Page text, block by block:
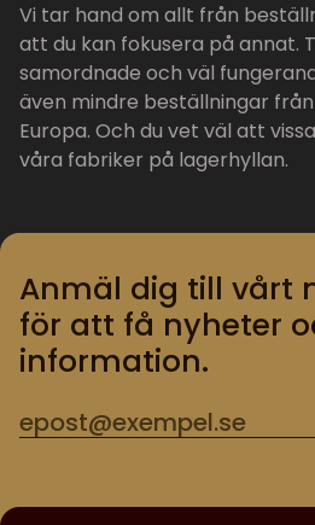
Vi tar hand om allt från
att du kan fokusera på annat.
samordnade och väl
även mindre beställningar
Europa. Och du vet väl att
våra fabriker på lagerhyllan.
Anmäl dig till vårt
för att få nyheter
information.